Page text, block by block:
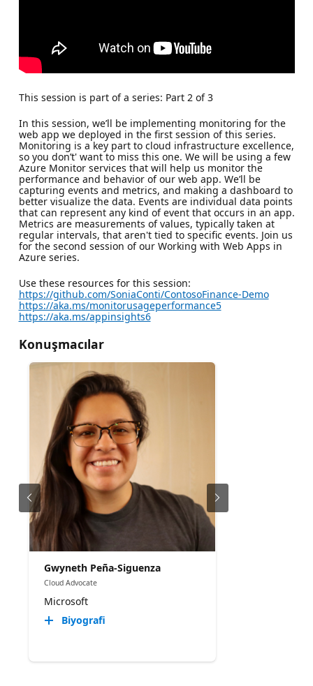
This session is part of a series: Part 2 of 3
In this session, we’ll be implementing monitoring for the
web app we deployed in the first session of this series.
Monitoring is a key part to cloud infrastructure excellence,
so you don’t' want to miss this one. We will be using a few
Azure Monitor services that will help us monitor the
performance and behavior of our web app. We’ll be
capturing events and metrics, and making a dashboard to
better visualize the data. Events are individual data points
that can represent any kind of event that occurs in an app.
Metrics are measurements of values, typically taken at
regular intervals, that aren't tied to specific events. Join us
for the second session of our Working with Web Apps in
Azure series.
Use these resources for this session:
https://github.com/SoniaConti/ContosoFinance-Demo
https://aka.ms/monitorusageperformance5
https://aka.ms/appinsights6
Konuşmacılar
Gwyneth Peña-Siguenza
Cloud Advocate
Microsoft
Biyografi